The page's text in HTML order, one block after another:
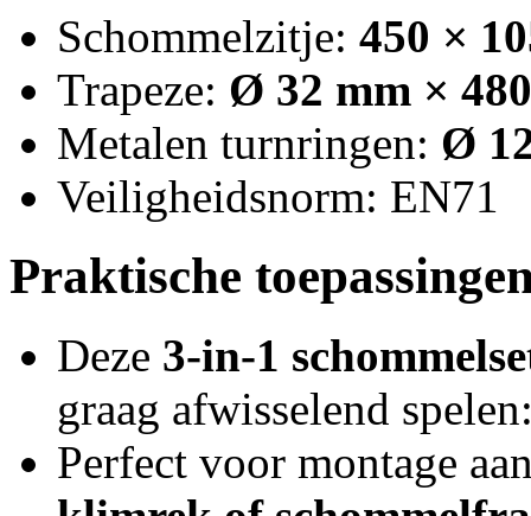
Schommelzitje: 450 ×
Trapeze: Ø 32 mm ×
Metalen turnringen: Ø
Veiligheidsnorm: EN71
Praktische
Deze 3-in-1
graag afwisselend
Perfect voor montage